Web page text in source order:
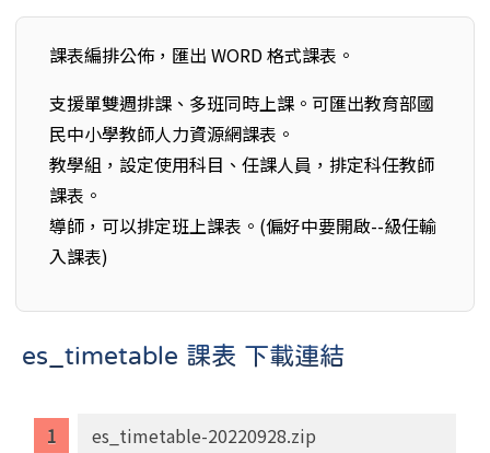
課表編排公佈，匯出 WORD 格式課表。
支援單雙週排課、多班同時上課。可匯出教育部國
民中小學教師人力資源網課表。
教學組，設定使用科目、任課人員，排定科任教師
課表。
導師，可以排定班上課表。(偏好中要開啟--級任輸
入課表)
es_timetable 課表 下載連結
es_timetable-20220928.zip